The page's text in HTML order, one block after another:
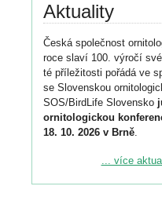
Aktuality
Česká společnost
roce slaví 100. výročí
té příležitosti pořádá ve
se Slovenskou
SOS/BirdLife Slovensko
ornitologickou
18. 10. 2026 v Brně.
Podrobnější informace ke
... více